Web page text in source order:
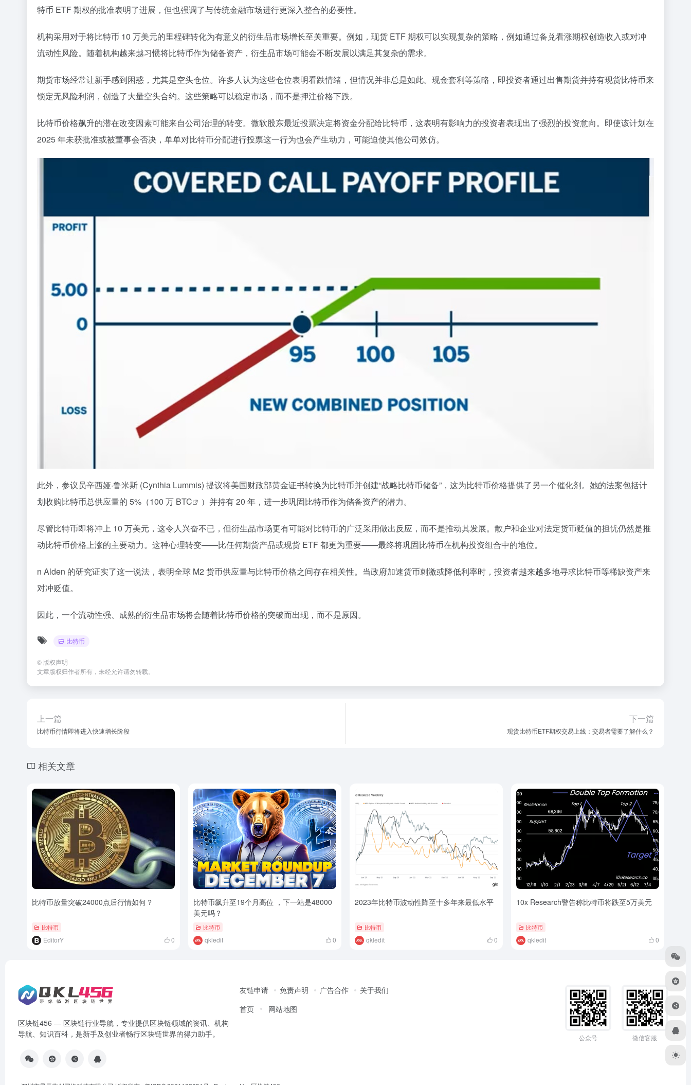
特币 ETF 期权的批准表明了进展，但也强调了与传统金融市场进行更深入整合的必要性。
机构采用对于将比特币 10 万美元的里程碑转化为有意义的衍生品市场增长至关重要。例如，现货 ETF 期权可以实现复杂的策略，例如通过备兑看涨期权创造收入或对冲
流动性风险。随着机构越来越习惯将比特币作为储备资产，衍生品市场可能会不断发展以满足其复杂的需求。
期货市场经常让新手感到困惑，尤其是空头仓位。许多人认为这些仓位表明看跌情绪，但情况并非总是如此。现金套利等策略，即投资者通过出售期货并持有现货比特币来
锁定无风险利润，创造了大量空头合约。这些策略可以稳定市场，而不是押注价格下跌。
比特币价格飙升的潜在改变因素可能来自公司治理的转变。微软股东最近投票决定将资金分配给比特币，这表明有影响力的投资者表现出了强烈的投资意向。即使该计划在
2025 年未获批准或被董事会否决，单单对比特币分配进行投票这一行为也会产生动力，可能迫使其他公司效仿。
此外，参议员辛西娅·鲁米斯 (Cynthia Lummis) 提议将美国财政部黄金证书转换为比特币并创建“战略比特币储备”，这为比特币价格提供了另一个催化剂。她的法案包括计
划收购比特币总供应量的 5%（100 万 BTC ）并持有 20 年，进一步巩固比特币作为储备资产的潜力。
尽管比特币即将冲上 10 万美元，这令人兴奋不已，但衍生品市场更有可能对比特币的广泛采用做出反应，而不是推动其发展。散户和企业对法定货币贬值的担忧仍然是推
动比特币价格上涨的主要动力。这种心理转变——比任何期货产品或现货 ETF 都更为重要——最终将巩固比特币在机构投资组合中的地位。
n Alden 的研究证实了这一说法，表明全球 M2 货币供应量与比特币价格之间存在相关性。当政府加速货币刺激或降低利率时，投资者越来越多地寻求比特币等稀缺资产来
对冲贬值。
因此，一个流动性强、成熟的衍生品市场将会随着比特币价格的突破而出现，而不是原因。
比特币
© 版权声明
文章版权归作者所有，未经允许请勿转载。
上一篇
比特币行情即将进入快速增长阶段
下一篇
现货比特币ETF期权交易上线：交易者需要了解什么？
相关文章
比特币放量突破24000点后行情如何？
比特币
EditorY 0
比特币飙升至19个月高位 ，下一站是48000
美元吗？
比特币
qkledit 0
2023年比特币波动性降至十多年来最低水平
比特币
qkledit 0
10x Research警告称比特币将跌至5万美元
比特币
qkledit 0
区块链456 — 区块链行业导航，专业提供区块链领域的资讯、机构
导航、知识百科，是新手及创业者畅行区块链世界的得力助手。
友链申请 免责声明 广告合作
关于我们
首页
网站地图
公众号 微信客服